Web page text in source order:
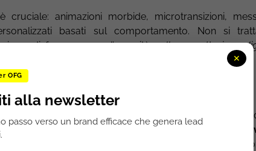
animazioni morbide, microtransizioni,
basati sul comportamento. Non si
ma di far emergere l’umanitànella progettazione
brand
è la voce del brand
, intesa non come semplice
cambia tono in base al contesto. Definire il
tono di
empatia e personalità, anche quando la
✕
OFG
alla newsletter
passo verso un brand efficace che genera lead